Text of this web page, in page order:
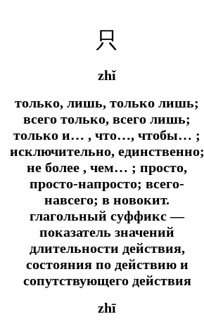
只
zhǐ
только, лишь, только лишь;
всего только, всего лишь;
только и… , что…, чтобы… ;
исключительно, единственно;
не более , чем… ; просто,
просто-напросто; всего-
навсего; в новокит.
глагольный суффикс ―
показатель значений
длительности действия,
состояния по действию и
сопутствующего действия
zhī